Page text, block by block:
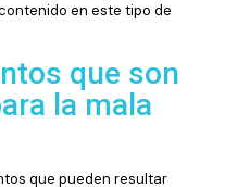
en este tipo de
que son
la mala
que pueden resultar